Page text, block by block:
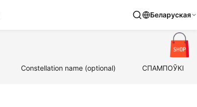
Беларуская
Constellation name (optional) СПАМПОЎКІ